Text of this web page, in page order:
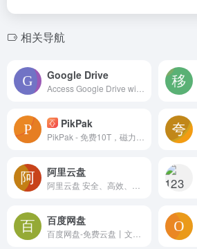
相关导航
Google Drive
PikPak
阿里云盘
百度网盘